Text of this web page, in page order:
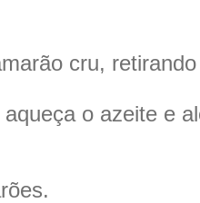
cru,
o azeite e